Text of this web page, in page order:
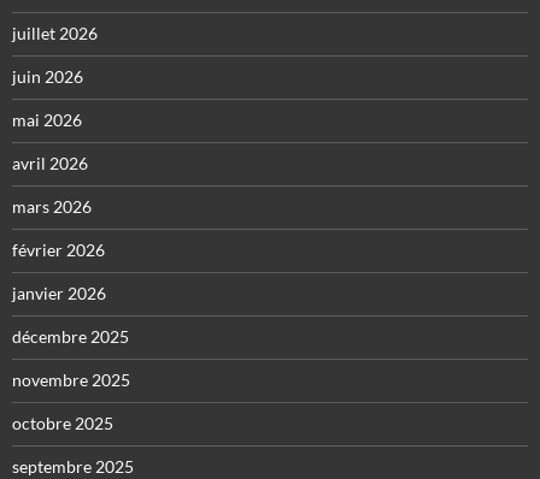
juillet 2026
juin 2026
mai 2026
avril 2026
mars 2026
février 2026
janvier 2026
décembre 2025
novembre 2025
octobre 2025
septembre 2025